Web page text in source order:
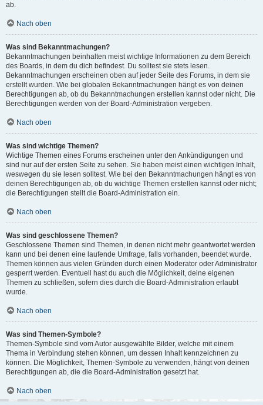
ab.
Nach oben
Was sind Bekanntmachungen?
Bekanntmachungen beinhalten meist wichtige Informationen zu dem Bereich
des Boards, in dem du dich befindest. Du solltest sie stets lesen.
Bekanntmachungen erscheinen oben auf jeder Seite des Forums, in dem sie
erstellt wurden. Wie bei globalen Bekanntmachungen hängt es von deinen
Berechtigungen ab, ob du Bekanntmachungen erstellen kannst oder nicht. Die
Berechtigungen werden von der Board-Administration vergeben.
Nach oben
Was sind wichtige Themen?
Wichtige Themen eines Forums erscheinen unter den Ankündigungen und
sind nur auf der ersten Seite zu sehen. Sie haben meist einen wichtigen Inhalt,
weswegen du sie lesen solltest. Wie bei den Bekanntmachungen hängt es von
deinen Berechtigungen ab, ob du wichtige Themen erstellen kannst oder nicht;
die Berechtigungen stellt die Board-Administration ein.
Nach oben
Was sind geschlossene Themen?
Geschlossene Themen sind Themen, in denen nicht mehr geantwortet werden
kann und bei denen eine laufende Umfrage, falls vorhanden, beendet wurde.
Themen können aus vielen Gründen durch einen Moderator oder Administrator
gesperrt werden. Eventuell hast du auch die Möglichkeit, deine eigenen
Themen zu schließen, sofern dies durch die Board-Administration erlaubt
wurde.
Nach oben
Was sind Themen-Symbole?
Themen-Symbole sind vom Autor ausgewählte Bilder, welche mit einem
Thema in Verbindung stehen können, um dessen Inhalt kennzeichnen zu
können. Die Möglichkeit, Themen-Symbole zu verwenden, hängt von deinen
Berechtigungen ab, die die Board-Administration gesetzt hat.
Nach oben